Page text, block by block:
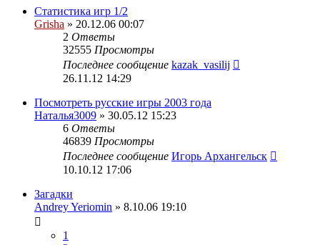
Статистика игр 1/2
Grisha » 20.12.06 00:07
2 Ответы
32555 Просмотры
Последнее сообщение kazak_vasilij
26.11.12 14:29
Посмотреть русские игры 2003 года
Наталья3009 » 30.05.12 15:23
6 Ответы
46839 Просмотры
Последнее сообщение Игорь Архангельск
10.10.12 17:06
Загадки
Andrey Yeriomin » 8.10.06 19:10
1